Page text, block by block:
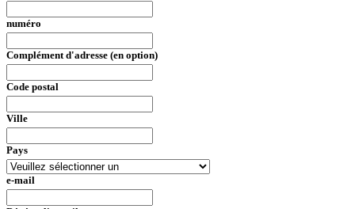
numéro
Complément d'adresse (en option)
Code postal
Ville
Pays
e-mail